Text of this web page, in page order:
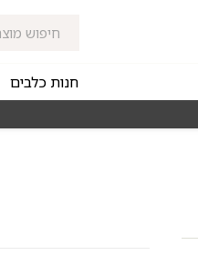
חנות כלבים